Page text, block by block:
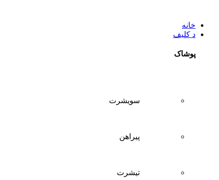
خانه
د کلیف
پوشاک
سويشرت
پیراهن
تيشرت